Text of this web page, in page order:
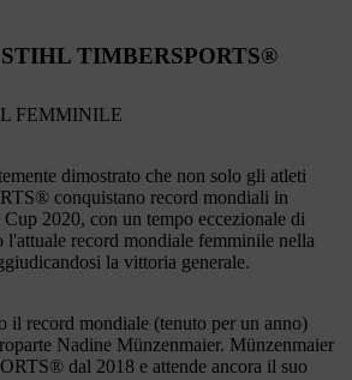
TIMBERSPORTS®
FEMMINILE
dimostrato che non solo gli atleti
conquistano record mondiali in
2020, con un tempo eccezionale di
l'attuale record mondiale femminile nella
la vittoria generale.
il record mondiale (tenuto per un anno)
Nadine Münzenmaier. Münzenmaier
dal 2018 e attende ancora il suo